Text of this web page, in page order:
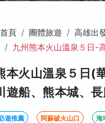
首頁 團體旅遊 高雄出
九州熊本火山溫泉５日-
本火山溫泉５日(
遊船、熊本城、
遊推薦 阿蘇破火山口 海